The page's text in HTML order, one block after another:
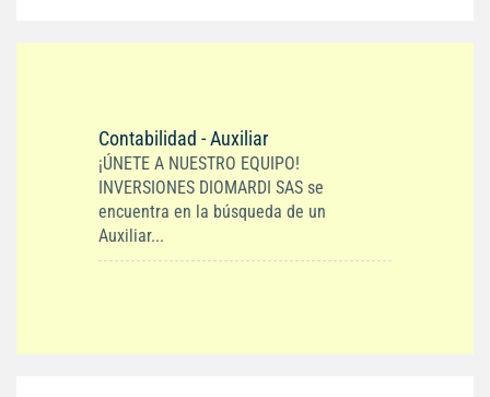
Contabilidad - Auxiliar
¡ÚNETE A NUESTRO EQUIPO!
INVERSIONES DIOMARDI SAS se
encuentra en la búsqueda de un
Auxiliar...